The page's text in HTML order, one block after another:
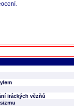
iráckých vězňů